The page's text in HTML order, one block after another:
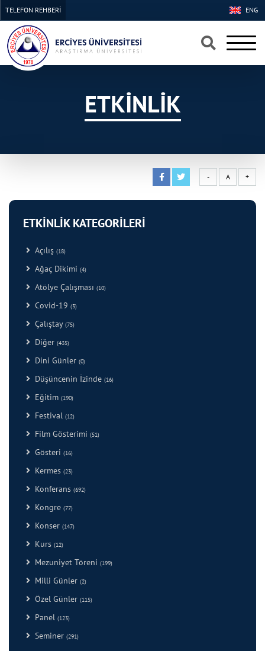
×
×
ENG
TELEFON REHBERİ
ETKİNLİK
- A +
ETKİNLİK KATEGORİLERİ
Açılış (18)
Ağaç Dikimi (4)
Atölye Çalışması (10)
Covid-19 (3)
Çalıştay (75)
Diğer (435)
Dini Günler (0)
Düşüncenin İzinde (16)
Eğitim (190)
Festival (12)
Film Gösterimi (51)
Gösteri (16)
Kermes (23)
Konferans (692)
Kongre (77)
Konser (147)
Kurs (12)
Mezuniyet Töreni (199)
Milli Günler (2)
Özel Günler (115)
Panel (123)
Seminer (291)